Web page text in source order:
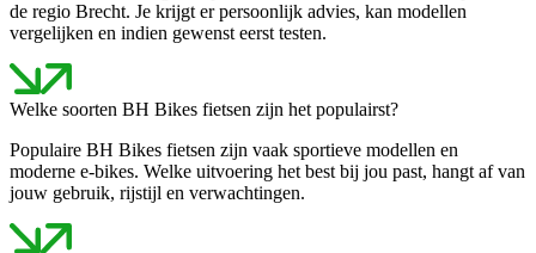
de regio Brecht. Je krijgt er persoonlijk advies, kan modellen
vergelijken en indien gewenst eerst testen.
Welke soorten BH Bikes fietsen zijn het populairst?
Populaire BH Bikes fietsen zijn vaak sportieve modellen en
moderne e-bikes. Welke uitvoering het best bij jou past, hangt af van
jouw gebruik, rijstijl en verwachtingen.